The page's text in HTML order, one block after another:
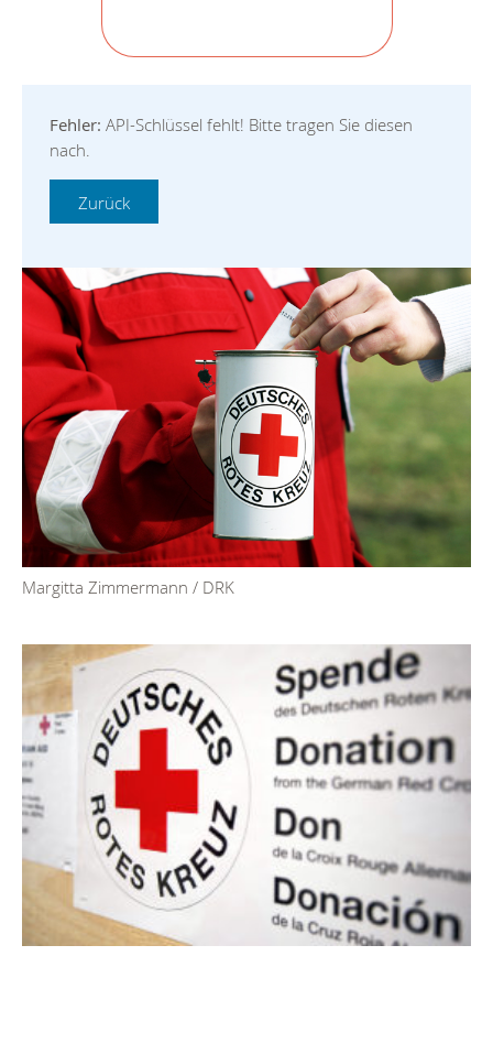
Fehler: API-Schlüssel fehlt! Bitte tragen Sie diesen
nach.
Margitta Zimmermann / DRK